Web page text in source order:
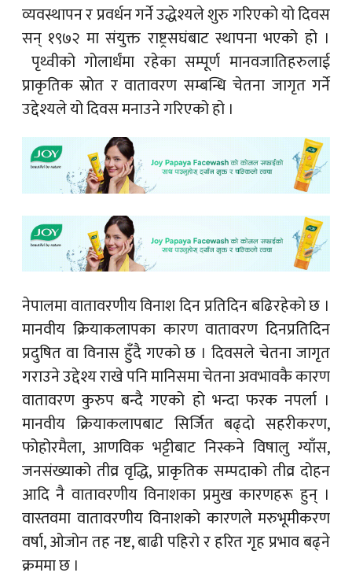
व्यवस्थापन र प्रवर्धन गर्ने उद्धेश्यले शुरु गरिएको यो दिवस
सन् १९७२ मा संयुक्त राष्ट्रसघंबाट स्थापना भएको हो ।
पृथ्वीको गोलार्धंमा रहेका सम्पूर्ण मानवजातिहरुलाई
प्राकृतिक स्रोत र वातावरण सम्बन्धि चेतना जागृत गर्ने
उद्देश्यले यो दिवस मनाउने गरिएको हो ।
नेपालमा वातावरणीय विनाश दिन प्रतिदिन बढिरहेको छ ।
मानवीय क्रियाकलापका कारण वातावरण दिनप्रतिदिन
प्रदुषित वा विनास हुँदै गएको छ । दिवसले चेतना जागृत
गराउने उद्देश्य राखे पनि मानिसमा चेतना अवभावकै कारण
वातावरण कुरुप बन्दै गएको हो भन्दा फरक नपर्ला ।
मानवीय क्रियाकलापबाट सिर्जित बढ्दो सहरीकरण,
फोहोरमैला, आणविक भट्टीबाट निस्कने विषालु ग्याँस,
जनसंख्याको तीव्र वृद्धि, प्राकृतिक सम्पदाको तीव्र दोहन
आदि नै वातावरणीय विनाशका प्रमुख कारणहरू हुन् ।
वास्तवमा वातावरणीय विनाशको कारणले मरुभूमीकरण
वर्षा, ओजोन तह नष्ट, बाढी पहिरो र हरित गृह प्रभाव बढ्ने
क्रममा छ ।